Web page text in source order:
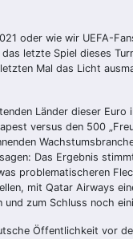
oder wie wir UEFA-
letzte Spiel dieses
Mal das Licht
Länder dieser
versus den 500
Das Ergebnis
problematischeren
mit Qatar Airways
zum Schluss noch
Öffentlichkeit vor